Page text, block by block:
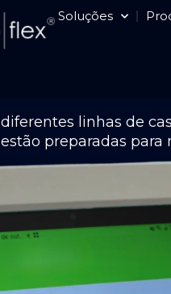
Soluções
linhas de
preparadas